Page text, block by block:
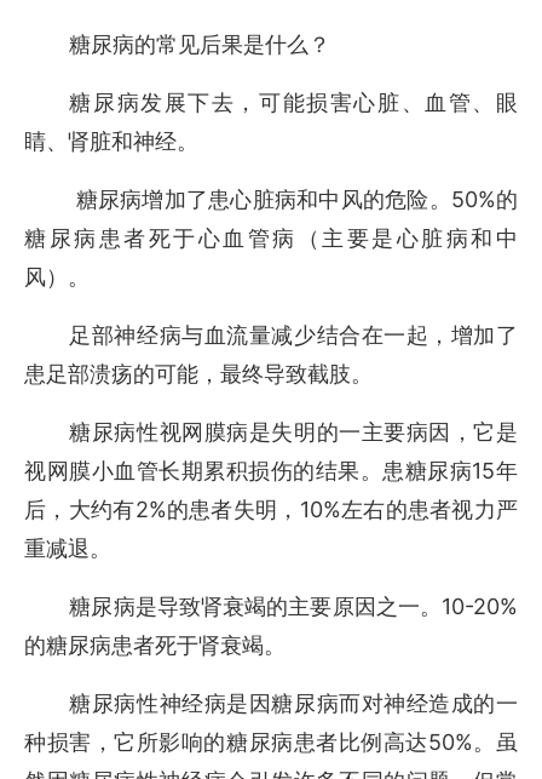
糖尿病的常见后果是什么？
糖尿病发展下去，可能损害心脏、血管、眼
睛、肾脏和神经。
糖尿病增加了患心脏病和中风的危险。 50%的
糖尿病患者死于心血管病（主要是心脏病和中
风）。
足部神经病与血流量减少结合在一起，增加了
患足部溃疡的可能，最终导致截肢。
糖尿病性视网膜病是失明的一主要病因，它是
视网膜小血管长期累积损伤的结果。患糖尿病15年
后，大约有2%的患者失明， 10%左右的患者视力严
重减退。
糖尿病是导致肾衰竭的主要原因之一。 10-20%
的糖尿病患者死于肾衰竭。
糖尿病性神经病是因糖尿病而对神经造成的一
种损害，它所影响的糖尿病患者比例高达50%。虽